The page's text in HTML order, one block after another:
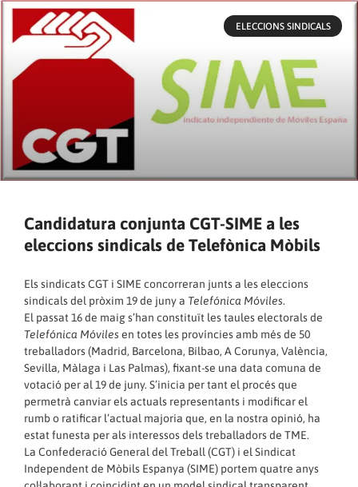
ELECCIONS SINDICALS
Candidatura conjunta CGT-SIME a les
eleccions sindicals de Telefònica Mòbils
Els sindicats CGT i SIME concorreran junts a les eleccions
sindicals del pròxim 19 de juny a Telefónica Móviles.
El passat 16 de maig s’han constituït les taules electorals de
Telefónica Móviles en totes les províncies amb més de 50
treballadors (Madrid, Barcelona, Bilbao, A Corunya, València,
Sevilla, Màlaga i Las Palmas), fixant-se una data comuna de
votació per al 19 de juny. S’inicia per tant el procés que
permetrà canviar els actuals representants i modificar el
rumb o ratificar l’actual majoria que, en la nostra opinió, ha
estat funesta per als interessos dels treballadors de TME.
La Confederació General del Treball (CGT) i el Sindicat
Independent de Mòbils Espanya (SIME) portem quatre anys